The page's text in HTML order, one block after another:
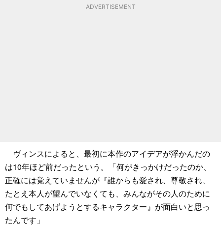
ADVERTISEMENT
ヴィンスによると、最初に本作のアイデアが浮かんだの
は10年ほど前だったという。「何がきっかけだったのか、
正確には覚えていませんが『誰からも愛され、尊敬され、
たとえ本人が望んでいなくても、みんながその人のために
何でもしてあげようとするキャラクター』が面白いと思っ
たんです」